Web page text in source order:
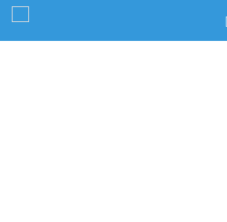
Рекомендуем уточнять актуальную цену у
Toggle Navigation